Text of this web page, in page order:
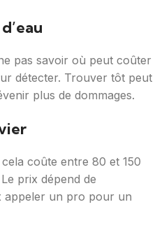
pas savoir où peut coûter
détecter. Trouver tôt peut
plus de dommages.
coûte entre 80 et 150
prix dépend de
appeler un pro pour un